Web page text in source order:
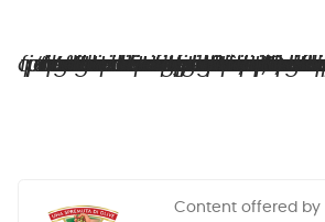
“Vogliamo guardare al futuro sicuri di aver attraversato questo secolo con fiducia e competenza, sempre fedeli alla nostra filosofia: non togliere nulla alla natura e al territorio. Da qui al 2030 ci siamo dati obiettivi stimolanti che allo stesso tempo rappresentano una grande sfida: ripensare non solo la nostra operatività, ma definire azioni concrete che necessitano di un cambiamento culturale diffuso e profondo. La nostra aspirazione è infatti far arrivare sulle tavole di un numero sempre maggiore di consumatori i prodotti di alta qualità, non solo in Italia ma anche nel resto del mondo. Tutto quello che riguarda l’olio extravergine d’oliva ci appassiona da sempre, per questo vorremo diventasse patrimonio di tutti”.
Content offered by